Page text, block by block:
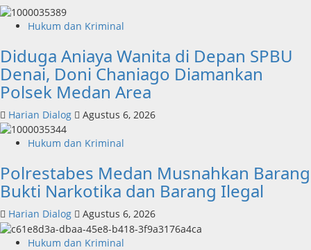
Hukum dan Kriminal
Diduga Aniaya Wanita di Depan SPBU
Denai, Doni Chaniago Diamankan
Polsek Medan Area
Harian Dialog Agustus 6, 2026
Hukum dan Kriminal
Polrestabes Medan Musnahkan Barang
Bukti Narkotika dan Barang Ilegal
Harian Dialog Agustus 6, 2026
Hukum dan Kriminal